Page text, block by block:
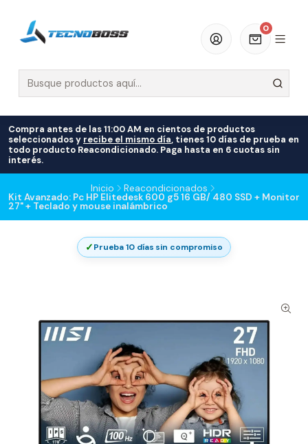
0
Compra antes de las 11:00 AM en cientos de productos
seleccionados y recibe el mismo día, tienes 10 días de prueba en
todo producto Reacondicionado. Paga hasta en 6 cuotas sin
interés.
Inicio Reacondicionados
Kit Avanzado: Pc HP Elitedesk 600 g5 16 GB/ 480 SSD + Monitor
27" + Teclado y mouse inalámbrico
✓Prueba 10 días sin compromiso